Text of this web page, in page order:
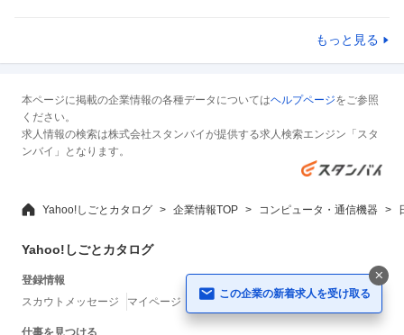
もっと見る
この企業の新着求人を受け取る
本ページに掲載の企業情報の各種データについてはヘルプページをご参照
ください。
求人情報の検索は株式会社スタンバイが提供する求人検索エンジン「スタ
ンバイ」となります。
Yahoo!しごとカタログ 企業情報TOP コンピュータ・通信機器
Yahoo!しごとカタログ
登録情報
スカウトメッセージ
マイページ Web履歴書 配信設定